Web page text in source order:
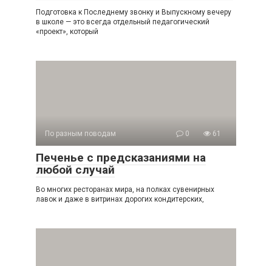
Подготовка к Последнему звонку и Выпускному вечеру
в школе — это всегда отдельный педагогический
«проект», который
По разным поводам 0 61
Печенье с предсказаниями на
любой случай
Во многих ресторанах мира, на полках сувенирных
лавок и даже в витринах дорогих кондитерских,